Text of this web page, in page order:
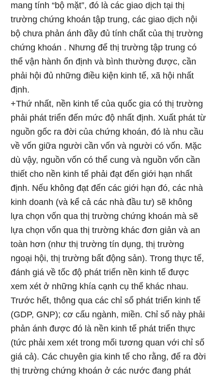
mang tính “bộ mặt”, đó là các giao dịch tại thị
trường chứng khoán tập trung, các giao dịch nội
bộ chưa phản ánh đầy đủ tính chất của thị trường
chứng khoán . Nhưng để thị trường tập trung có
thể vận hành ổn định và bình thường được, cần
phải hội đủ những điều kiện kinh tế, xã hội nhất
định.
+Thứ nhất, nền kinh tế của quốc gia có thị trường
phải phát triển đến mức độ nhất định. Xuất phát từ
nguồn gốc ra đời của chứng khoán, đó là nhu cầu
về vốn giữa người cần vốn và người có vốn. Mặc
dù vậy, nguồn vốn có thể cung và nguồn vốn cần
thiết cho nền kinh tế phải đạt đến giới hạn nhất
định. Nếu không đạt đến các giới hạn đó, các nhà
kinh doanh (và kể cả các nhà đầu tư) sẽ không
lựa chọn vốn qua thị trường chứng khoán mà sẽ
lựa chọn vốn qua thị trường khác đơn giản và an
toàn hơn (như thị trường tín dụng, thị trường
ngoại hội, thị trường bất động sản). Trong thực tế,
đánh giá về tốc độ phát triển nền kinh tế được
xem xét ở những khía cạnh cụ thể khác nhau.
Trước hết, thông qua các chỉ sổ phát triển kinh tế
(GDP, GNP); cơ cấu ngành, miền. Chỉ số này phải
phản ánh được đó là nền kinh tế phát triển thực
(tức phải xem xét trong mối tương quan với chỉ số
giá cả). Các chuyên gia kinh tế cho rằng, để ra đời
thị trường chứng khoán ở các nước đang phát